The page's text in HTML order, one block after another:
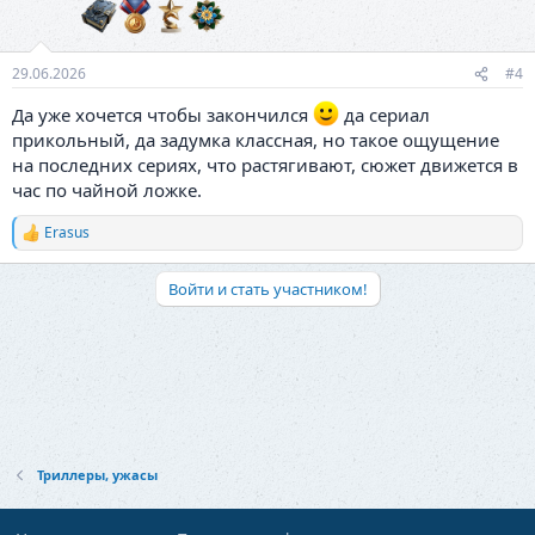
29.06.2026 #4
Да уже хочется чтобы закончился
да сериал
прикольный, да задумка классная, но такое ощущение
на последних сериях, что растягивают, сюжет движется в
час по чайной ложке.
Р
е
Erasus
Войти и стать участником!
Триллеры, ужасы